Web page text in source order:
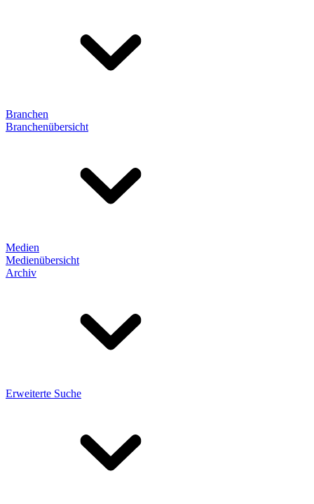
Branchen
Branchenübersicht
Medien
Medienübersicht
Archiv
Erweiterte Suche